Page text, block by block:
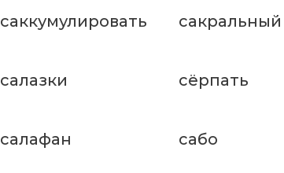
саккумулировать сакральный
салазки сёрпать
салафан сабо